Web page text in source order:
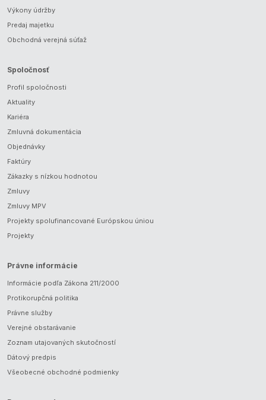
Výkony údržby
Predaj majetku
Obchodná verejná súťaž
Spoločnosť
Profil spoločnosti
Aktuality
Kariéra
Zmluvná dokumentácia
Objednávky
Faktúry
Zákazky s nízkou hodnotou
Zmluvy
Zmluvy MPV
Projekty spolufinancované Európskou úniou
Projekty
Právne informácie
Informácie podľa Zákona 211/2000
Protikorupčná politika
Právne služby
Verejné obstarávanie
Zoznam utajovaných skutočností
Dátový predpis
Všeobecné obchodné podmienky